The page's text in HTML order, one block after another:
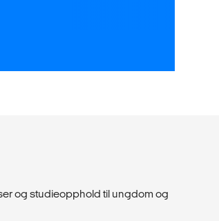
og studieopphold til ungdom og